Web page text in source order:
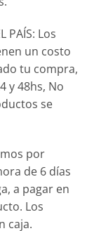
PAÍS: Los
un costo
tu compra,
y 48hs, No
se
por
de 6 días
a pagar en
Los
caja.